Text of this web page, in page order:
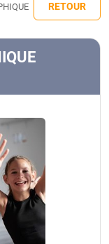
RETOUR